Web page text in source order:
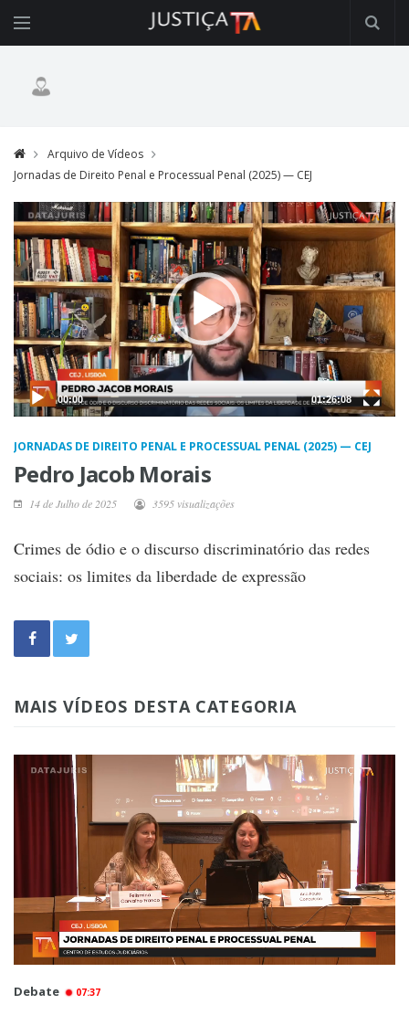
Arquivo de Vídeos
Jornadas de Direito Penal e Processual Penal (2025) — CEJ
Video
Player
00:00 01:26:08
JORNADAS DE DIREITO PENAL E PROCESSUAL PENAL (2025) — CEJ
Pedro Jacob Morais
14 de Julho de 2025 3595 visualizações
Crimes de ódio e o discurso discriminatório das redes
sociais: os limites da liberdade de expressão
MAIS VÍDEOS DESTA CATEGORIA
Debate 07:37